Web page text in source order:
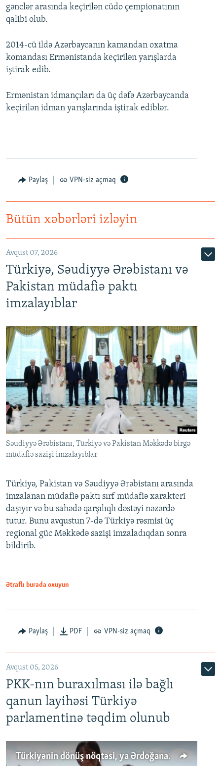
gənclər arasında keçirilən cüdo çempionatının
qalibi olub.
2014-cü ildə Azərbaycanın kamandan oxatma
komandası Ermənistanda keçirilən yarışlarda
iştirak edib.
Ermənistan idmançıları da üç dəfə Azərbaycanda
keçirilən idman yarışlarında iştirak ediblər.
Paylaş VPN-siz açmaq
Bütün xəbərləri izləyin
Avqust 07, 2026
Türkiyə, Səudiyyə Ərəbistanı və
Pakistan müdafiə paktı
imzalayıblar
Səudiyyə Ərəbistanı, Türkiyə və Pakistan Məkkədə birgə
müdafiə sazişi imzalayıblar
Türkiyə, Pakistan və Səudiyyə Ərəbistanı arasında
imzalanan müdafiə paktı sırf müdafiə xarakteri
daşıyır və bu sahədə qarşılıqlı dəstəyi nəzərdə
tutur. Bunu avqustun 7-də Türkiyə rəsmisi üç
regional güc Məkkədə sazişi imzaladıqdan sonra
bildirib.
Ətraflı burada oxuyun
Paylaş PDF VPN-siz açmaq
Avqust 05, 2026
PKK-nın buraxılması ilə bağlı
qanun layihəsi Türkiyə
parlamentinə təqdim olunub
Türkiyənin dönüş nöqtəsi, ya Ərdoğana üçüncü şans: PKK ilə qəfil barışıq nə deməkdir?